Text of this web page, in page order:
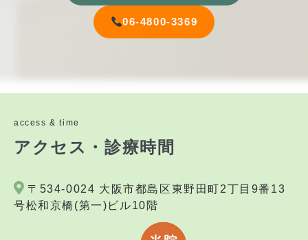
06-4800-3369
access & time
アクセス・診療時間
〒534-0024 大阪市都島区東野田町2丁目9番13
号松和京橋(第一)ビル10階